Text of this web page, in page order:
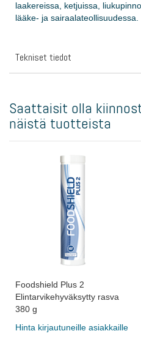
laakereissa, ketjuissa,
lääke- ja sairaalateollisuudessa.
Tekniset tiedot
Saattaisit olla
näistä tuotteista
Foodshield Plus 2
Elintarvikehyväksytty rasva
380 g
Hinta kirjautuneille asiakkaille